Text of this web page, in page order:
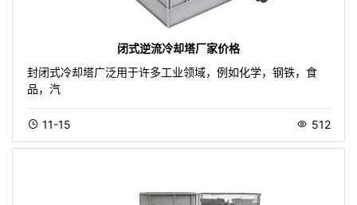
闭式逆流冷却塔厂家价格
封闭式冷却塔广泛用于许多工业领域，例如化学，钢铁，食
品，汽
11-15 512